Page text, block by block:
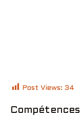
Post Views: 34
Compétences